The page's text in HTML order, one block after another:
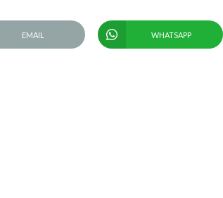
EMAIL WHATSAPP